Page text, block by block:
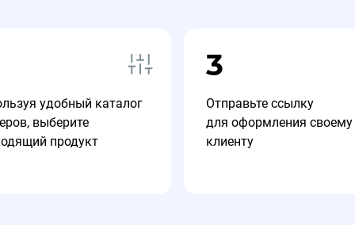
11.07.2025, 08:06:45
вознаграждения.
удобный каталог
выберите
продукт
3
Отправьте ссылку
для оформления своему
клиенту